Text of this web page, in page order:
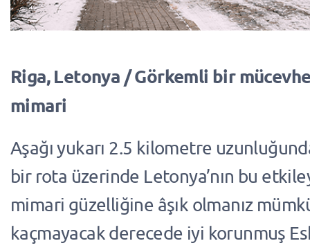
Riga, Letonya / Görkemli bir
mimari
Aşağı yukarı 2.5 kilometre
bir rota üzerinde Letonya’nın bu
mimari güzelliğine âşık olmanız
kaçmayacak derecede iyi korunmuş